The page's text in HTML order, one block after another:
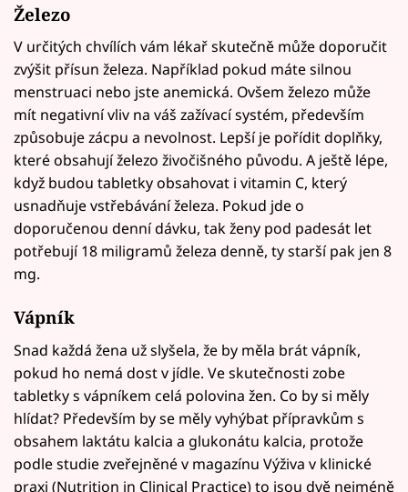
Železo
V určitých chvílích vám lékař skutečně může doporučit
zvýšit přísun železa. Například pokud máte silnou
menstruaci nebo jste anemická. Ovšem železo může
mít negativní vliv na váš zažívací systém, především
způsobuje zácpu a nevolnost. Lepší je pořídit doplňky,
které obsahují železo živočišného původu. A ještě lépe,
když budou tabletky obsahovat i vitamin C, který
usnadňuje vstřebávání železa. Pokud jde o
doporučenou denní dávku, tak ženy pod padesát let
potřebují 18 miligramů železa denně, ty starší pak jen 8
mg.
Vápník
Snad každá žena už slyšela, že by měla brát vápník,
pokud ho nemá dost v jídle. Ve skutečnosti zobe
tabletky s vápníkem celá polovina žen. Co by si měly
hlídat? Především by se měly vyhýbat přípravkům s
obsahem laktátu kalcia a glukonátu kalcia, protože
podle studie zveřejněné v magazínu Výživa v klinické
praxi (Nutrition in Clinical Practice) to jsou dvě nejméně